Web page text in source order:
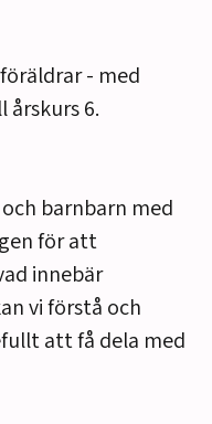
- med
6.
barnbarn med
för att
innebär
vi förstå och
att få dela med